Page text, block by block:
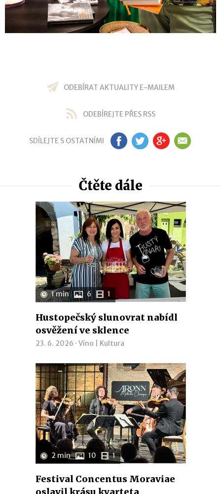
ODEBÍRAT AKTUALITY E-MAILEM
ODEBÍREJTE PŘES RSS
SDÍLEJTE S OSTATNÍMI FB TW GP EM
Čtěte dále
1 min 6 1
Hustopečský slunovrat nabídl
osvěžení ve sklence
23. 6. 2026 · Víno Kultura
2 min 10 1
Festival Concentus Moraviae
oslavil krásu kvarteta